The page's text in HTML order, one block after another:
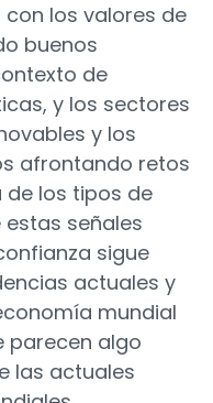
los valores de
buenos
de
y los sectores
y los
afrontando retos
de los tipos de
estas señales
sigue
actuales y
mundial
parecen algo
las actuales